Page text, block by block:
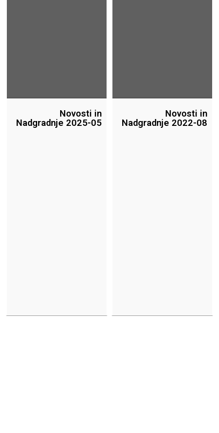
Novosti in
Nadgradnje 2025-05
Novosti in
Nadgradnje 2022-08